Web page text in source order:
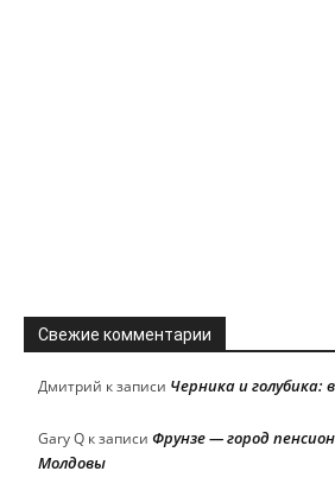
Свежие комментарии
Дмитрий к записи Черника и голубика:
Gary Q к записи Фрунзе — город
Молдовы